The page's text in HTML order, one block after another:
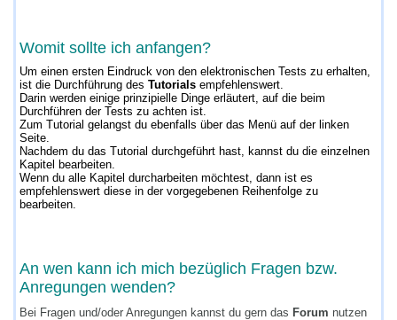
Womit sollte ich anfangen?
Um einen ersten Eindruck von den elektronischen Tests zu erhalten,
ist die Durchführung desTutorials empfehlenswert.
Darin werden einige prinzipielle Dinge erläutert, auf die beim
Durchführen der Tests zu achten ist.
Zum Tutorial gelangst du ebenfalls über das Menü auf der linken
Seite.
Nachdem du das Tutorial durchgeführt hast, kannst du die einzelnen
Kapitel bearbeiten.
Wenn du alle Kapitel durcharbeiten möchtest, dann ist es
empfehlenswert diese in der vorgegebenen Reihenfolge zu
bearbeiten.
An wen kann ich mich bezüglich Fragen bzw.
Anregungen wenden?
Bei Fragen und/oder Anregungen kannst du gern das Forum nutzen